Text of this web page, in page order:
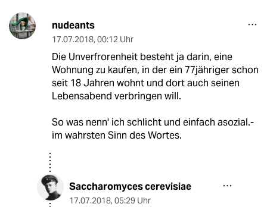
nudeants
17.07.2018, 00:12 Uhr
Die Unverfrorenheit besteht ja darin, eine
Wohnung zu kaufen, in der ein 77jähriger schon
seit 18 Jahren wohnt und dort auch seinen
Lebensabend verbringen will.
So was nenn' ich schlicht und einfach asozial.-
im wahrsten Sinn des Wortes.
Saccharomyces cerevisiae
17.07.2018, 05:29 Uhr